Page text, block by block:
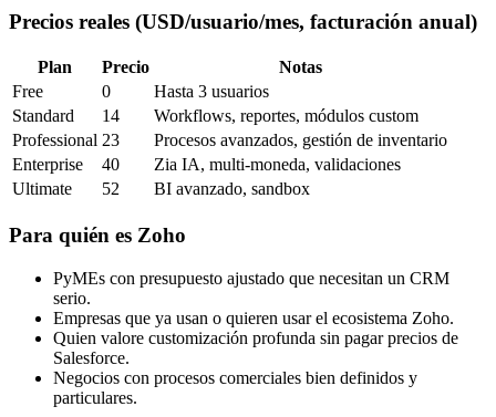
Precios reales (USD/usuario/mes, facturación anual)
Plan Precio
Notas
Free
0
Hasta 3 usuarios
Standard
14
Workflows, reportes, módulos custom
Professional 23
Procesos avanzados, gestión de inventario
Enterprise
40
Zia IA, multi-moneda, validaciones
Ultimate
52 BI avanzado, sandbox
Para quién es Zoho
PyMEs con presupuesto ajustado que necesitan un CRM
serio.
Empresas que ya usan o quieren usar el ecosistema Zoho.
Quien valore customización profunda sin pagar precios de
Salesforce.
Negocios con procesos comerciales bien definidos y
particulares.